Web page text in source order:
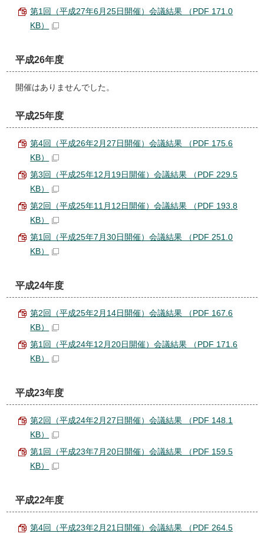
第1回（平成27年6月25日開催）会議結果 （PDF 171.0
KB）
平成26年度
開催はありませんでした。
平成25年度
第4回（平成26年2月27日開催）会議結果 （PDF 175.6
KB）
第3回（平成25年12月19日開催）会議結果 （PDF 229.5
KB）
第2回（平成25年11月12日開催）会議結果 （PDF 193.8
KB）
第1回（平成25年7月30日開催）会議結果 （PDF 251.0
KB）
平成24年度
第2回（平成25年2月14日開催）会議結果 （PDF 167.6
KB）
第1回（平成24年12月20日開催）会議結果 （PDF 171.6
KB）
平成23年度
第2回（平成24年2月27日開催）会議結果 （PDF 148.1
KB）
第1回（平成23年7月20日開催）会議結果 （PDF 159.5
KB）
平成22年度
第4回（平成23年2月21日開催）会議結果 （PDF 264.5